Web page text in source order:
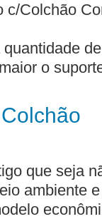
c/Colchão
o
que seja
ambiente